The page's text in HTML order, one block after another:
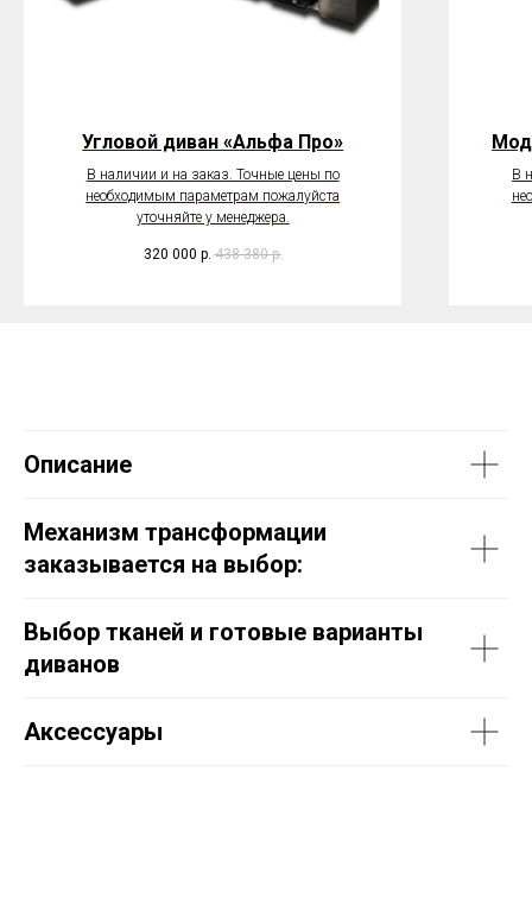
Угловой диван «Альфа Про»
В наличии и на заказ. Точные цены по
необходимым параметрам пожалуйста
уточняйте у менеджера.
320 000 р. 438 380 р.
В
Описание
Механизм трансформации
заказывается на выбор:
Выбор тканей и готовые варианты
диванов
Аксессуары